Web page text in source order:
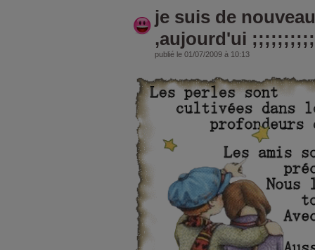
je suis de
,aujourd'ui
publié le 01/07/2009 à 10:13